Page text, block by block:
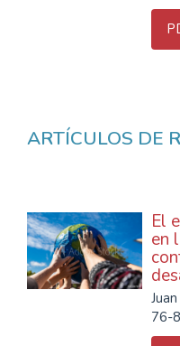
ARTÍCULOS DE
El
en
76-